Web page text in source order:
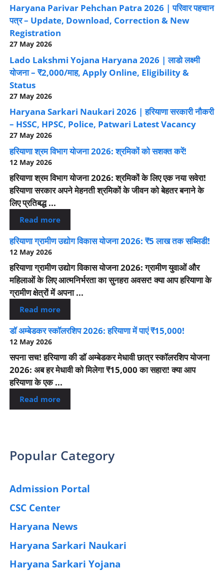
Haryana Parivar Pehchan Patra 2026 | परिवार पहचान
पत्र – Update, Download, Correction & New
Registration
27 May 2026
Lado Lakshmi Yojana Haryana 2026 | लाडो लक्ष्मी
योजना – ₹2,000/माह, Apply Online, Eligibility &
Status
27 May 2026
Haryana Sarkari Naukari 2026 | हरियाणा सरकारी नौकरी
– HSSC, HPSC, Police, Patwari Latest Vacancy
27 May 2026
हरियाणा श्रम विभाग योजना 2026: श्रमिकों को सशक्त करें!
12 May 2026
हरियाणा श्रम विभाग योजना 2026: श्रमिकों के लिए एक नया सवेरा!
हरियाणा सरकार अपने मेहनती श्रमिकों के जीवन को बेहतर बनाने के
लिए प्रतिबद्ध ...
Read more
हरियाणा ग्रामीण उद्योग विकास योजना 2026: ₹5 लाख तक सब्सिडी!
12 May 2026
हरियाणा ग्रामीण उद्योग विकास योजना 2026: ग्रामीण युवाओं और
महिलाओं के लिए आत्मनिर्भरता का सुनहरा अवसर! क्या आप हरियाणा के
ग्रामीण क्षेत्रों में अपना ...
Read more
डॉ अम्बेडकर स्कॉलरशिप 2026: हरियाणा में पाएं ₹15,000!
12 May 2026
सपना सच! हरियाणा की डॉ अम्बेडकर मेधावी छात्र स्कॉलरशिप योजना
2026: अब हर मेधावी को मिलेगा ₹15,000 का सहारा! क्या आप
हरियाणा के एक ...
Read more
Popular Category
Admission Portal
CSC Center
Haryana News
Haryana Sarkari Naukari
Haryana Sarkari Yojana